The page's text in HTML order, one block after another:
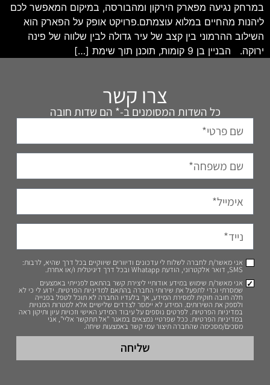
במרחק נגיעה מפארק הירקון ומהבורסה, במיקום המאפשר לכם
ליהנות מהחיים במלוא עוצמתם.פרויקט אופק על הפארק הוא
השילוב ההרמוני בין קצב של עיר גדולה לבין שלווה של פינה
ירוקה. הבניין בן 9 קומות, תוכנן תוך שימת […]
צרו קשר
כל השדות המסומנים ב-* הם שדות חובה
אני מאשר/ת לחברה לשלוח לי עדכונים ודיוורים שיווקיים בכל דרך שהיא, לרבות:
SMS, דואר אלקטרוני, הודעת Whatapp ובכל דרך דיגיטלית ו/או אחרת.
אני מאשר/ת שימוש במידע אודותיי ליצירת קשר בהתאם לפנייתי באמצעים
שמסרתי וכדי לתפעל את שירותי החברה בהתאם למדיניות הפרטיות. ידוע לי כי לא
חלה חובה חוקית למסירת המידע, אך בלעדיו החברה לא תוכל לטפל בפנייה
ולספק את השירותים. המידע לא יימסר לצדדים שלישיים אלא למטרות המנויות
במדיניות הפרטיות. לפרטים נוספים על עיבוד המידע האישי וזכויות עיון ותיקון ראה
במדיניות הפרטיות. ככל שפרטיי נמצאים במאגר "אל תתקשר אליי", אני
מסכים/מסכימה שהחברה תיצור עמי קשר באמצעות שיחה.
שליחה